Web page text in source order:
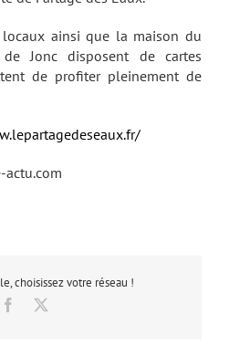
ainsi que la maison du
Jonc disposent de cartes
de profiter pleinement de
actu.com
choisissez votre réseau !
Facebook